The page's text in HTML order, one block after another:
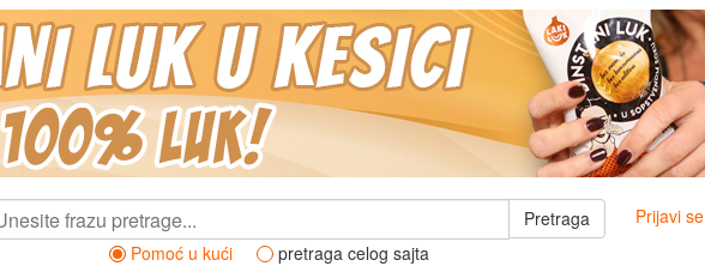
Pretraga
Pomoć u kući
pretraga celog sajta
Prijavi se